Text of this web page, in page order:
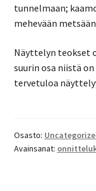
tunnelmaan;
mehevään
Näyttelyn teokset
suurin osa niistä
tervetuloa
Osasto:
Avainsanat: